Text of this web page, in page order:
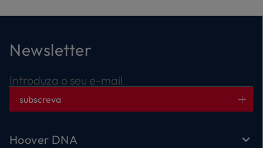
Newsletter
Introduza o seu e-mail
subscreva
Hoover DNA